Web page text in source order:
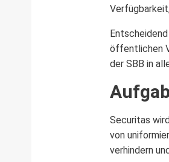
öffentlichen
der SBB in
Securitas
von
verhindern